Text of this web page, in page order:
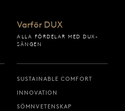
Varför DUX
ALLA FÖRDELAR MED DUX-
SÄNGEN
SUSTAINABLE COMFORT
INNOVATION
SÖMNVETENSKAP